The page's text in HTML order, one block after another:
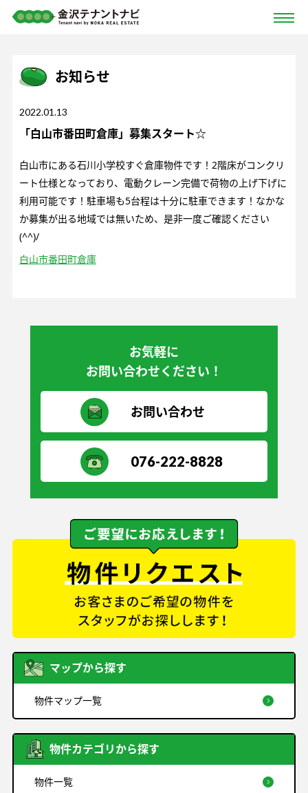
お知らせ
2022.01.13
「白山市番田町倉庫」募集スタート☆
白山市にある石川小学校すぐ倉庫物件です！2階床がコンクリ
ート仕様となっており、電動クレーン完備で荷物の上げ下げに
利用可能です！駐車場も5台程は十分に駐車できます！なかな
か募集が出る地域では無いため、是非一度ご確認ください
(^^)/
白山市番田町倉庫
お気軽に
お問い合わせください！
お問い合わせ
076-222-8828
マップから探す
物件マップ一覧
物件カテゴリから探す
物件一覧